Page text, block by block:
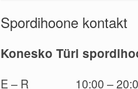
Spordihoone kontakt
Konesko Türi
E – R 10:00 –